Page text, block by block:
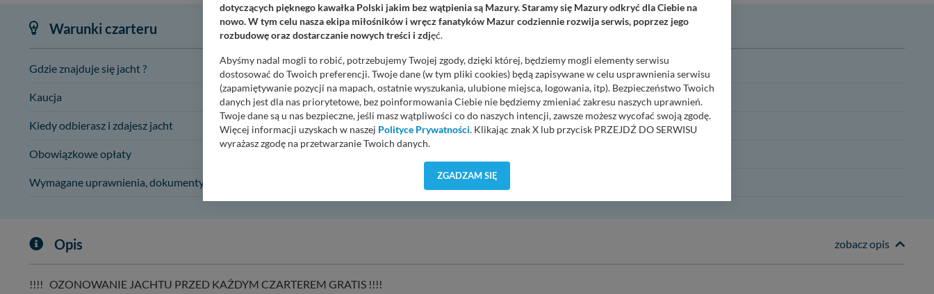
Warunki czarteru
Gdzie znajduje się jacht ? Jacht znajduje się w miejscowościStare Sady, jez.Tałty
Kaucja 1000 zł (Płatna przy odbiorze lub zgodnie z umową)
Kiedy odbierasz i zdajesz jacht Odbiór od godziny15:00w dniu przyjazdu i zdanie do godziny10:00w dniu odjazdu.
Obowiązkowe opłaty
Wymagane uprawnienia, dokumenty:
Opis zobacz opis
!!!! OZONOWANIE JACHTU PRZED KAŻDYM CZARTEREM GRATIS !!!!
dotyczących pięknego kawałka Polski jakim bez wątpienia są Mazury. Staramy się Mazury odkryć dla Ciebie na
nowo. W tym celu nasza ekipa miłośników i wręcz fanatyków Mazur codziennie rozwija serwis, poprzez jego
rozbudowę oraz dostarczanie nowych treści i zdjęć.
Abyśmy nadal mogli to robić, potrzebujemy Twojej zgody, dzięki której, będziemy mogli elementy serwisu
dostosować do Twoich preferencji. Twoje dane (w tym pliki cookies) będą zapisywane w celu usprawnienia serwisu
(zapamiętywanie pozycji na mapach, ostatnie wyszukania, ulubione miejsca, logowania, itp). Bezpieczeństwo Twoich
danych jest dla nas priorytetowe, bez poinformowania Ciebie nie będziemy zmieniać zakresu naszych uprawnień.
Twoje dane są u nas bezpieczne, jeśli masz wątpliwości co do naszych intencji, zawsze możesz wycofać swoją zgodę.
Więcej informacji uzyskach w naszej Polityce Prywatności. Klikając znak X lub przycisk PRZEJDŹ DO SERWISU
wyrażasz zgodę na przetwarzanie Twoich danych.
Wyjątkiem jest sytuacja, gdy przekazanie Twoich danych jest elementem usługi (przekazanie danych z formularza
przetwarzania. Pamiętaj jednak, że nie zawsze jest możliwe techniczne zrealizowanie Twoich praw w odniesieniu do
ZGADZAM SIĘ